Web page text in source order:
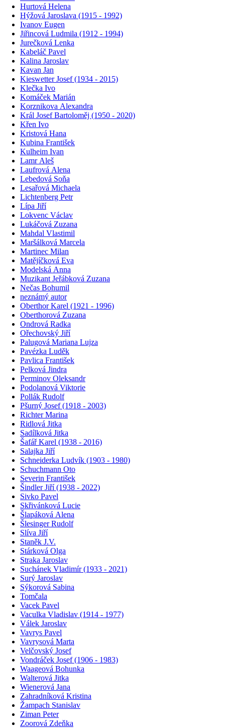
Hurtová Helena
Hýžová Jaroslava (1915 - 1992)
Ivanov Eugen
Jiřincová Ludmila (1912 - 1994)
Jurečková Lenka
Kabeláč Pavel
Kalina Jaroslav
Kavan Jan
Kieswetter Josef (1934 - 2015)
Klečka Ivo
Komáček Marián
Korznikova Alexandra
Král Josef Bartoloměj (1950 - 2020)
Křen Ivo
Kristová Hana
Kubina František
Kulheim Ivan
Lamr Aleš
Laufrová Alena
Lebedová Soňa
Lesařová Michaela
Lichtenberg Petr
Lípa Jiří
Lokvenc Václav
Lukáčová Zuzana
Mahdal Vlastimil
Maršálková Marcela
Martinec Milan
Matějíčková Eva
Modelská Anna
Muzikant Jeřábková Zuzana
Nečas Bohumil
neznámý autor
Oberthor Karel (1921 - 1996)
Oberthorová Zuzana
Ondrová Radka
Ořechovský Jiří
Palugová Mariana Lujza
Pavézka Luděk
Pavlica František
Pelková Jindra
Perminov Oleksandr
Podolanová Viktorie
Pollák Rudolf
Pšurný Josef (1918 - 2003)
Richter Marina
Ridlová Jitka
Sadílková Jitka
Šafář Karel (1938 - 2016)
Salajka Jiří
Schneiderka Ludvík (1903 - 1980)
Schuchmann Oto
Severin František
Šindler Jiří (1938 - 2022)
Sivko Pavel
Skřivánková Lucie
Šlapáková Alena
Šlesinger Rudolf
Slíva Jiří
Staněk J.V.
Stárková Olga
Straka Jaroslav
Suchánek Vladimír (1933 - 2021)
Surý Jaroslav
Sýkorová Sabina
Tomčala
Vacek Pavel
Vaculka Vladislav (1914 - 1977)
Válek Jaroslav
Vavrys Pavel
Vavrysová Marta
Velčovský Josef
Vondráček Josef (1906 - 1983)
Waageová Bohunka
Walterová Jitka
Wienerová Jana
Zahradníková Kristina
Žampach Stanislav
Ziman Peter
Zoorová Zdeňka